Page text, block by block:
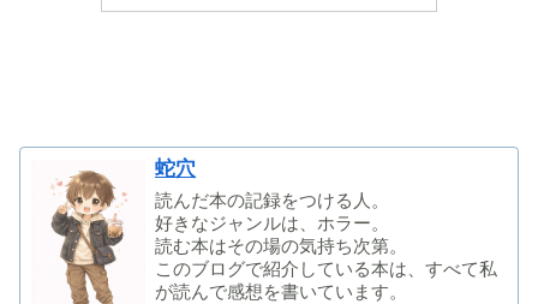
蛇穴
読んだ本の記録をつける人。
好きなジャンルは、ホラー。
読む本はその場の気持ち次第。
このブログで紹介している本は、すべて私
が読んで感想を書いています。